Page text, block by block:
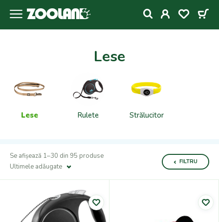
Lese
Lese Rulete Strălucitor
Se afișează 1–30 din 95 produse
Ultimele adǎugate
FILTRU